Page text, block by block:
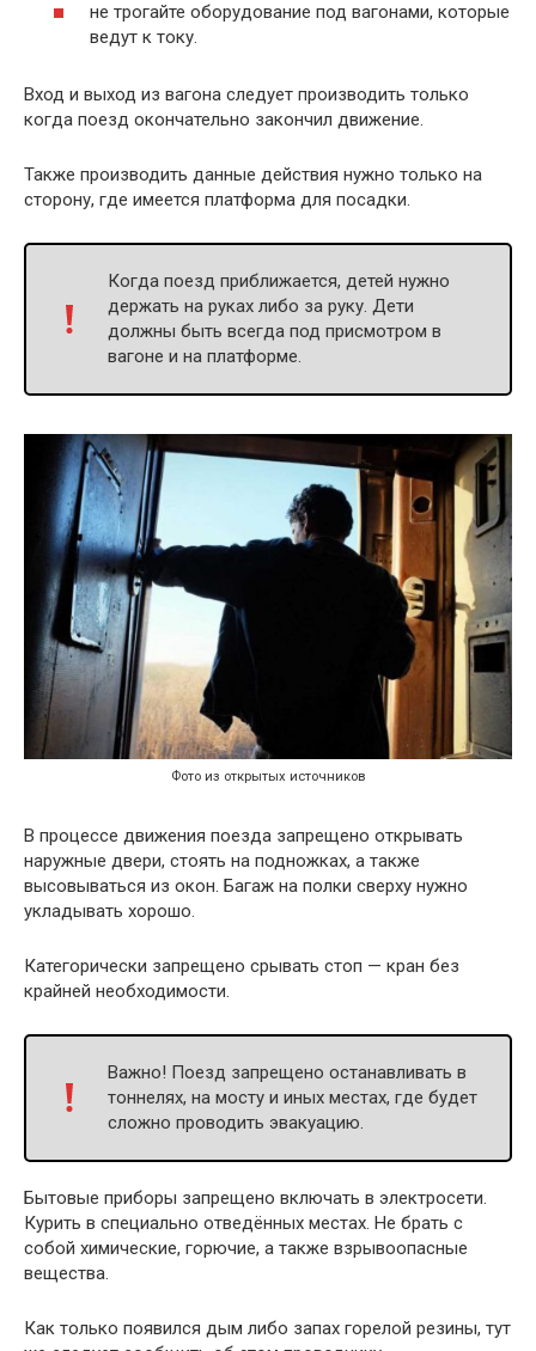
не трогайте оборудование под вагонами, которые
ведут к току.
Вход и выход из вагона следует производить только
когда поезд окончательно закончил движение.
Также производить данные действия нужно только на
сторону, где имеется платформа для посадки.
Когда поезд приближается, детей нужно
держать на руках либо за руку. Дети
должны быть всегда под присмотром в
вагоне и на платформе.
Фото из открытых источников
В процессе движения поезда запрещено открывать
наружные двери, стоять на подножках, а также
высовываться из окон. Багаж на полки сверху нужно
укладывать хорошо.
Категорически запрещено срывать стоп — кран без
крайней необходимости.
Важно! Поезд запрещено останавливать в
тоннелях, на мосту и иных местах, где будет
сложно проводить эвакуацию.
Бытовые приборы запрещено включать в электросети.
Курить в специально отведённых местах. Не брать с
собой химические, горючие, а также взрывоопасные
вещества.
Как только появился дым либо запах горелой резины, тут